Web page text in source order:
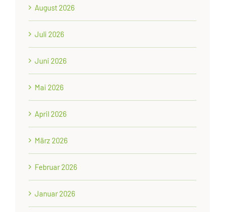
August 2026
Juli 2026
Juni 2026
Mai 2026
April 2026
März 2026
Februar 2026
Januar 2026